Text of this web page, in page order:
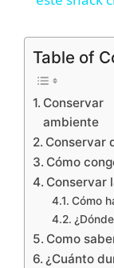
Table of
ambiente
Conservar
Cómo
Conservar
Cómo
Como
¿Cuánto